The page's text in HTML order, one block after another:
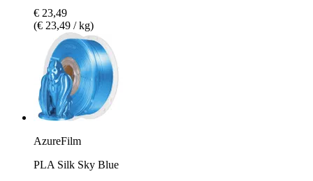
€ 23,49
(€ 23,49 / kg)
AzureFilm
PLA Silk Sky Blue